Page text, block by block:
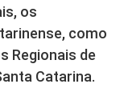
os
como
Regionais de
Catarina.